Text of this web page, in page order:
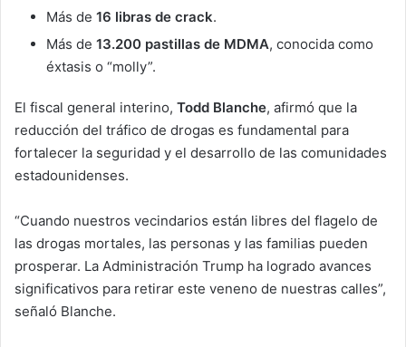
Más de 16 libras de crack.
Más de 13.200 pastillas de MDMA, conocida como
éxtasis o “molly”.
El fiscal general interino, Todd Blanche, afirmó que la
reducción del tráfico de drogas es fundamental para
fortalecer la seguridad y el desarrollo de las comunidades
estadounidenses.
“Cuando nuestros vecindarios están libres del flagelo de
las drogas mortales, las personas y las familias pueden
prosperar. La Administración Trump ha logrado avances
significativos para retirar este veneno de nuestras calles”,
señaló Blanche.